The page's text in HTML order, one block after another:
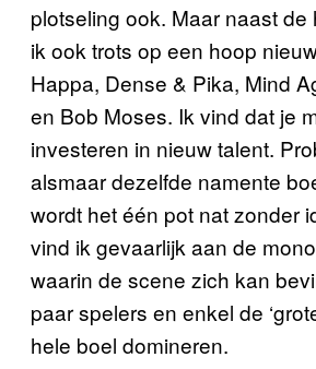
plotseling ook. Maar naast de
ik ook trots op een hoop
Happa, Dense & Pika, Mind
en Bob Moses. Ik vind dat je
investeren in nieuw talent.
alsmaar dezelfde namente
wordt het één pot nat zonder
vind ik gevaarlijk aan de
waarin de scene zich kan
paar spelers en enkel de
hele boel domineren.